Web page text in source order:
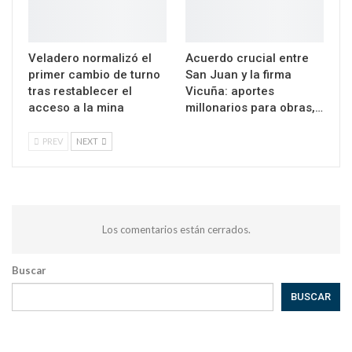
Veladero normalizó el
primer cambio de turno
tras restablecer el
acceso a la mina
Acuerdo crucial entre
San Juan y la firma
Vicuña: aportes
millonarios para obras,…
PREV NEXT
Los comentarios están cerrados.
Buscar
BUSCAR